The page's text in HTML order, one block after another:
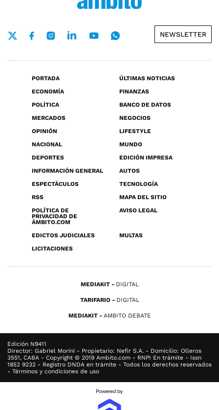
NEWSLETTER
PORTADA
ÚLTIMAS NOTICIAS
ECONOMÍA
FINANZAS
POLÍTICA
BANCO DE DATOS
MERCADOS
NEGOCIOS
OPINIÓN
LIFESTYLE
NACIONAL
MUNDO
DEPORTES
EDICIÓN IMPRESA
INFORMACIÓN GENERAL
AUTOS
ESPECTÁCULOS
TECNOLOGÍA
RSS
MAPA DEL SITIO
POLÍTICA DE
PRIVACIDAD DE
ÁMBITO.COM
AVISO LEGAL
EDICTOS JUDICIALES
MULTAS
LICITACIONES
MEDIAKIT DIGITAL
TARIFARIO DIGITAL
MEDIAKIT AMBITO DEBATE
Edición N9411
Director: Gabriel Morini - Propietario: Nefir S.A. - Domicilio: Olleros
3551, CABA - Copyright © 2019 Ambito.com - RNPI En trámite - Issn
1852 9232 - Registro DNDA en trámite - Todos los derechos reservados
- Términos y condiciones de uso